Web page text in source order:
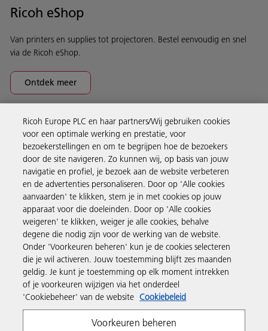
Ricoh eShop
Van printers en supplies tot projectoren. Bestel eenvoudig en snel
via de Ricoh eShop.
Ontdek meer
Business Solutions
Producten en services
Support en contact
Inspiratie
Volg Ricoh
Ricoh Europe PLC en haar partners/Wij gebruiken cookies
voor een optimale werking en prestatie, voor
bezoekerstellingen en om te begrijpen hoe de bezoekers
door de site navigeren. Zo kunnen wij, op basis van jouw
navigatie en profiel, je bezoek aan de website verbeteren
en de advertenties personaliseren. Door op 'Alle cookies
aanvaarden' te klikken, stem je in met cookies op jouw
apparaat voor die doeleinden. Door op 'Alle cookies
weigeren' te klikken, weiger je alle cookies, behalve
degene die nodig zijn voor de werking van de website.
Onder 'Voorkeuren beheren' kun je de cookies selecteren
die je wil activeren. Jouw toestemming blijft zes maanden
geldig. Je kunt je toestemming op elk moment intrekken
of je voorkeuren wijzigen via het onderdeel
'Cookiebeheer' van de website Cookiebeleid
Voorkeuren beheren